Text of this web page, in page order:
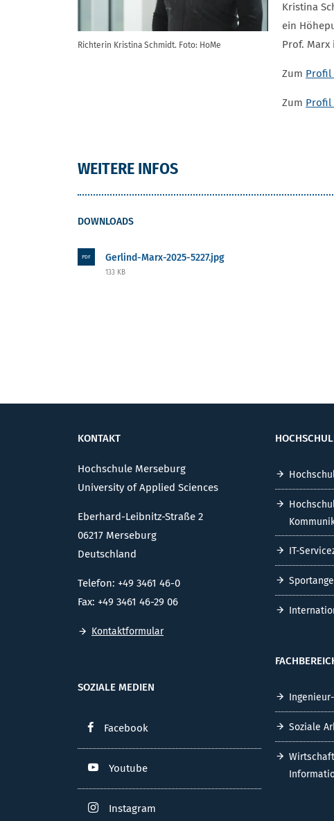
Richterin Kristina Schmidt. Foto: HoMe
Kristina
ein
Prof. Marx
Zum Profil
Zum Profil
WEITERE INFOS
DOWNLOADS
PDF Gerlind-Marx-2025-5227.jpg
133 KB
KONTAKT
Hochschule Merseburg
University of Applied Sciences
Eberhard-Leibnitz-Straße 2
06217 Merseburg
Deutschland
Telefon: +49 3461 46-0
Fax: +49 3461 46-29 06
Kontaktformular
SOZIALE MEDIEN
Facebook
Youtube
Instagram
IT-
Soziale